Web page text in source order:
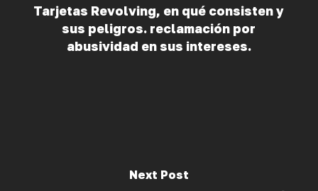
Tarjetas Revolving, en qué consisten y
sus peligros. reclamación por
abusividad en sus intereses.
Next Post